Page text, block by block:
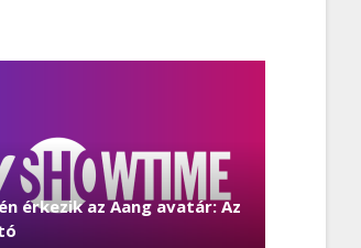
érkezik az Aang avatár: Az